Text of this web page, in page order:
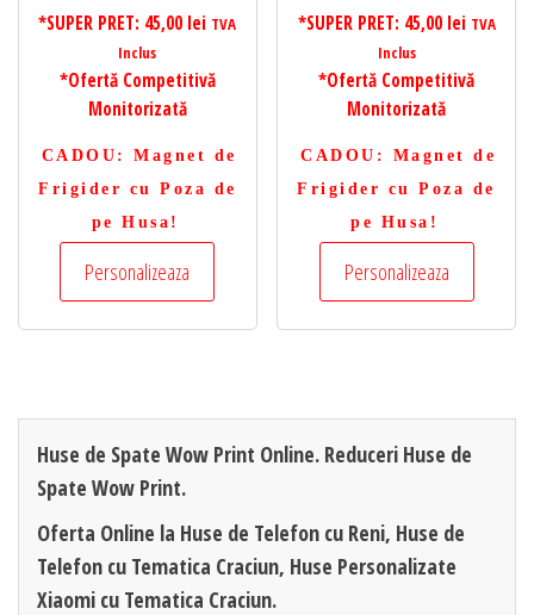
*SUPER PRET: 45,00 lei TVA
Inclus
*Ofertă Competitivă
Monitorizată
CADOU : Magnet de
Frigider cu Poza de
pe Husa!
Personalizeaza
*SUPER PRET: 45,00 lei TVA
Inclus
*Ofertă Competitivă
Monitorizată
CADOU : Magnet de
Frigider cu Poza de
pe Husa!
Personalizeaza
Huse de Spate Wow Print Online. Reduceri Huse de
Spate Wow Print.
Oferta Online la Huse de Telefon cu Reni, Huse de
Telefon cu Tematica Craciun, Huse Personalizate
Xiaomi cu Tematica Craciun.